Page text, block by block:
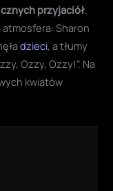
przyjaciół.
Sharon
dzieci, a tłumy
Ozzy, Ozzy!”. Na
kwiatów